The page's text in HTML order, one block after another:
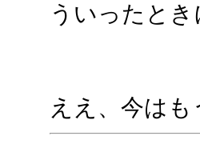
ういったとき
ええ、今は